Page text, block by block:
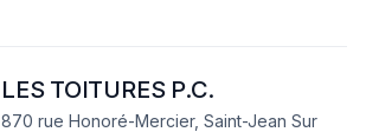
LES TOITURES P.C.
870 rue Honoré-Mercier, Saint-Jean Sur